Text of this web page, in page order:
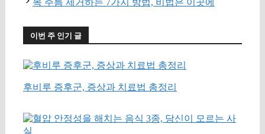
목 주름 제거하는 7가지 방법, 비법은 이곳에
이번 주 인기 글
후비루 증후군, 증상과 치료법 총정리